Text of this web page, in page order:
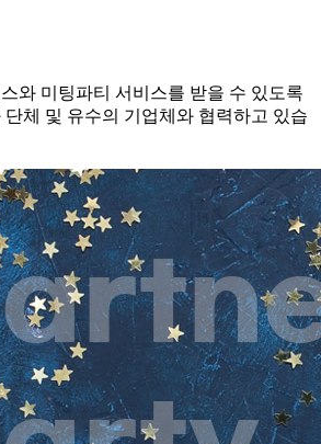
와 미팅파티 서비스를 받을 수 있도록
체 및 유수의 기업체와 협력하고 있습